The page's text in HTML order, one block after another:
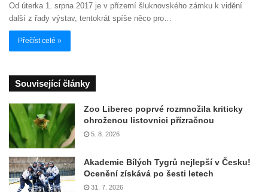
Od úterka 1. srpna 2017 je v přízemí šluknovského zámku k vidění
další z řady výstav, tentokrát spíše něco pro…
Přečíst celé »
Související články
Zoo Liberec poprvé rozmnožila kriticky
ohroženou listovnici přízračnou
5. 8. 2026
Akademie Bílých Tygrů nejlepší v Česku!
Ocenění získává po šesti letech
31. 7. 2026